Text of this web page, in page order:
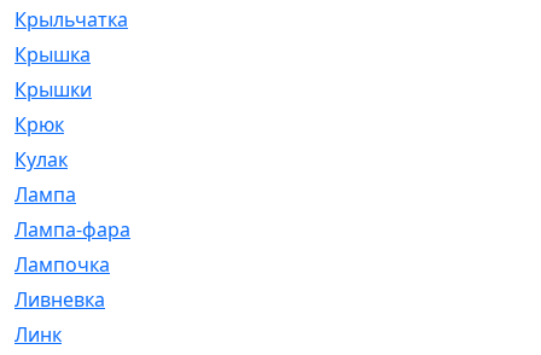
Крыльчатка
Крышка
Крышки
Крюк
Кулак
Лампа
Лампа-фара
Лампочка
Ливневка
Линк